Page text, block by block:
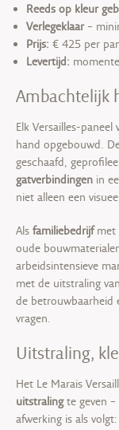
Reeds op kleur
Verlegeklaar–
Prijs: € 425 per
Levertijd:
Ambachtelijk
Elk Versailles-
hand opgebouwd.
geschaafd,
gatverbindingen in
niet alleen een
Als familiebedrijfmet
oude
arbeidsintensieve
met de uitstraling
de betrouwbaarheid
vragen.
Uitstraling,
Het Le Marais
uitstralingte geven –
afwerking is als volgt: